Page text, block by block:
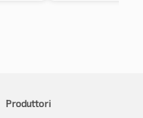
Produttori